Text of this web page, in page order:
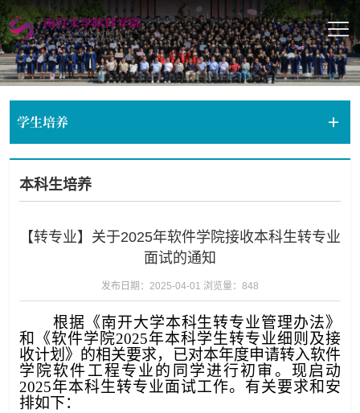
学生培养
本科生培养
【转专业】关于2025年软件学院接收本科生转专业
面试的通知
发布日期：2025-04-01 浏览量： 848
根据《南开大学本科生转专业管理办法》
和《软件学院2025年本科学生转专业细则及接
收计划》的相关要求，已对本年度申请转入软件
学院软件工程专业的同学进行初审。现启动
2025年本科生转专业面试工作。有关要求和安
排如下：